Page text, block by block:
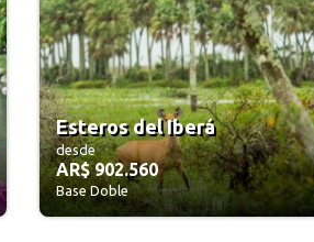
Esteros del Iberá
desde
AR$ 902.560
Base Doble